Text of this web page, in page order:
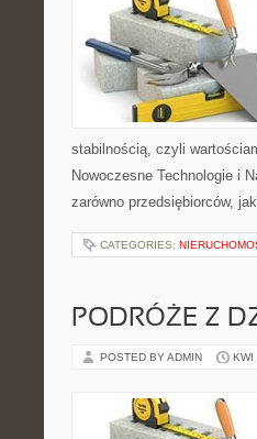
stabilnością, czyli
Nowoczesne Technologie i
zarówno przedsiębiorców,
CATEGORIES:
PODRÓŻE Z
POSTED BY ADMIN KWI